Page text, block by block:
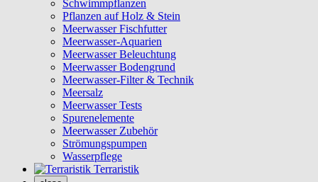
Schwimmpflanzen
Pflanzen auf Holz & Stein
Meerwasser Fischfutter
Meerwasser-Aquarien
Meerwasser Beleuchtung
Meerwasser Bodengrund
Meerwasser-Filter & Technik
Meersalz
Meerwasser Tests
Spurenelemente
Meerwasser Zubehör
Strömungspumpen
Wasserpflege
Terraristik